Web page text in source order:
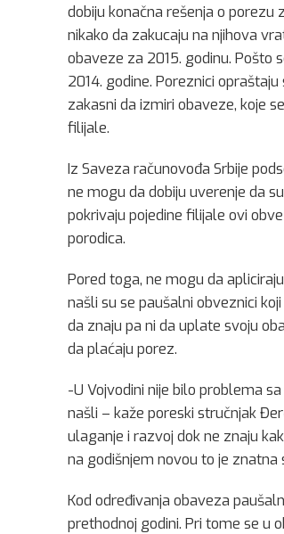
dobiju konačna rešenja o porezu
nikako da zakucaju na njihova
obaveze za 2015. godinu. Pošto
2014. godine. Poreznici
zakasni da izmiri obaveze, koje
filijale.
Iz Saveza računovođa Srbije
ne mogu da dobiju uverenje da
pokrivaju pojedine filijale ovi
porodica.
Pored toga, ne mogu da
našli su se paušalni obveznici
da znaju pa ni da uplate svoju
da plaćaju porez.
-U Vojvodini nije bilo problema
našli – kaže poreski stručnjak
ulaganje i razvoj dok ne znaju
na godišnjem novou to je znatna
Kod određivanja obaveza
prethodnoj godini. Pri tome se u